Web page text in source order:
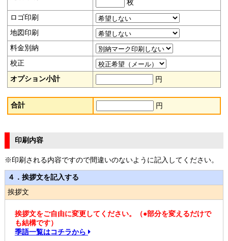
枚
ロゴ印刷
地図印刷
料金別納
校正
オプション小計 円
合計 円
印刷内容
※印刷される内容ですので間違いのないように記入してください。
４．挨拶文を記入する
挨拶文
挨拶文をご自由に変更してください。（●部分を変えるだけで
も結構です）
季語一覧はコチラから